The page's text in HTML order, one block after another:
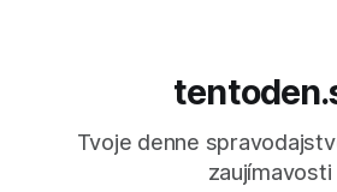
Tvoje denne
zaujímavosti